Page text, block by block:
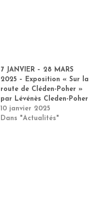
7 JANVIER – 28 MARS
2025 – Exposition « Sur la
route de Cléden-Poher »
par Lévénès Cleden-Poher
10 janvier 2025
Dans "Actualités"